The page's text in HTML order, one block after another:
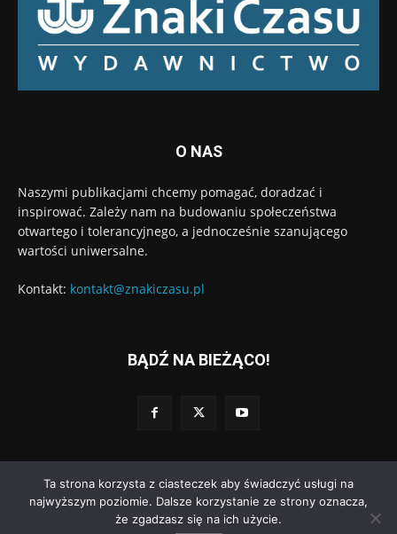
O NAS
Naszymi publikacjami chcemy pomagać, doradzać i
inspirować. Zależy nam na budowaniu społeczeństwa
otwartego i tolerancyjnego, a jednocześnie szanującego
wartości uniwersalne.
Kontakt: kontakt@znakiczasu.pl
BĄDŹ NA BIEŻĄCO!
© Wydawnictwo Znaki Czasu. Wdrożenie:Go3.pl
Ta strona korzysta z ciasteczek aby świadczyć usługi na
najwyższym poziomie. Dalsze korzystanie ze strony oznacza,
że zgadzasz się na ich użycie.